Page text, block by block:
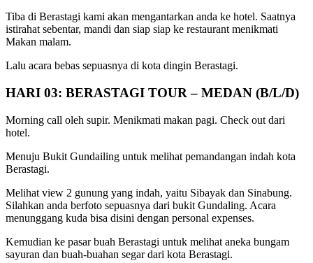
Tiba di Berastagi kami akan mengantarkan anda ke hotel. Saatnya
istirahat sebentar, mandi dan siap siap ke restaurant menikmati
Makan malam.
Lalu acara bebas sepuasnya di kota dingin Berastagi.
HARI 03: BERASTAGI TOUR – MEDAN (B/L/D)
Morning call oleh supir. Menikmati makan pagi. Check out dari
hotel.
Menuju Bukit Gundailing untuk melihat pemandangan indah kota
Berastagi.
Melihat view 2 gunung yang indah, yaitu Sibayak dan Sinabung.
Silahkan anda berfoto sepuasnya dari bukit Gundaling. Acara
menunggang kuda bisa disini dengan personal expenses.
Kemudian ke pasar buah Berastagi untuk melihat aneka bungam
sayuran dan buah-buahan segar dari kota Berastagi.